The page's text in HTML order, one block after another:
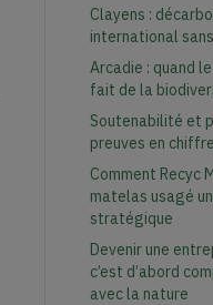
Clayens :
international
Arcadie : quand
fait de la
Soutenabilité et
preuves en
Comment Recyc
matelas usagé
stratégique
Devenir une
c’est d’abord
avec la nature